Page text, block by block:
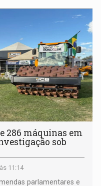
ABAV faz evento em
286 máquinas em
sob
11:14
parlamentares e